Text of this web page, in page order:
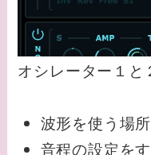
オシレーター１と
波形を使う場
音程の設定を